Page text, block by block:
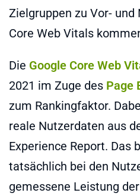
Zielgruppen zu Vor- und
Core Web Vitals
Die Google Core Web
2021 im Zuge des Page
zum Rankingfaktor.
reale Nutzerdaten aus
Experience Report. Das
tatsächlich bei den
gemessene Leistung